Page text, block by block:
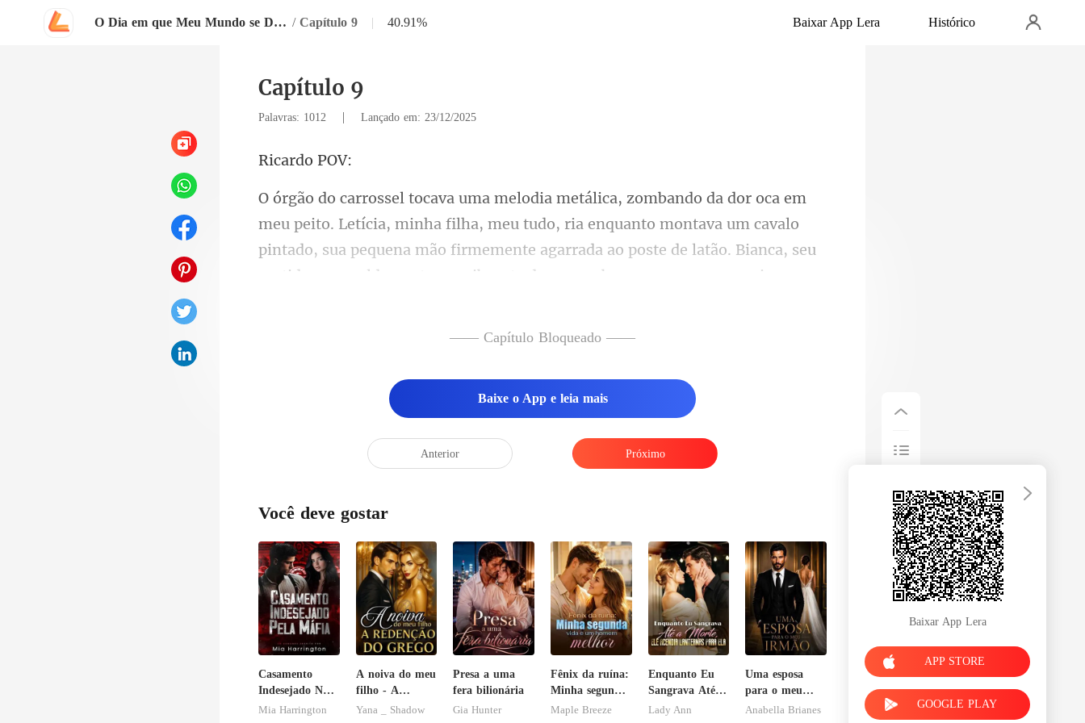
O Dia em que Meu Mundo se Despedaçou / Capítulo 9 | 40.91% Baixar App Lera Histórico
Capítulo 9
Palavras: 1012 | Lançado em: 23/12/2025
rdo
do, ria enquanto montava um cavalo
pintado, sua pequena mão firmemente agarrada ao poste de latão. Bianca, seu
—— Capítulo Bloqueado ——
Baixe o App e leia mais
Anterior Próximo
Você deve gostar
Casamento
Indesejado Na
Máfia
Mia Harrington
A noiva do meu
filho - A
Redenção do
Yana _ Shadow
Presa a uma
fera bilionária
Gia Hunter
Fênix da ruína:
Minha segunda
vida e um
Maple Breeze
Enquanto Eu
Sangrava Até a
Morte, Ele
Lady Ann
Uma esposa
para o meu
irmão
Anabella Brianes
Baixar App Lera
APP STORE
GOOGLE PLAY